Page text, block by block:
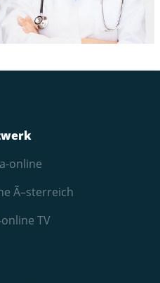
online
Ã–sterreich
TV